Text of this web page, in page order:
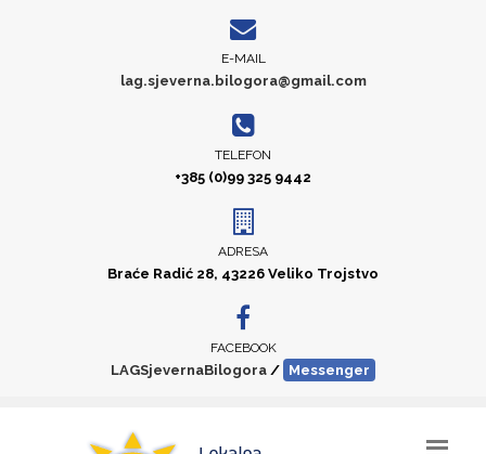
E-MAIL
lag.sjeverna.bilogora@gmail.com
TELEFON
+385 (0)99 325 9442
ADRESA
Braće Radić 28, 43226 Veliko Trojstvo
FACEBOOK
LAGSjevernaBilogora / Messenger